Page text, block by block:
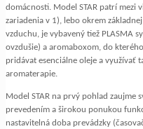
domácnosti. Model STAR patrí mezi
zariadenia v 1), lebo okrem
vzduchu, je vybavený tiež PLASMA
ovzdušie) a aromaboxom, do
pridávat esenciálne oleje a využívať
aromaterapie.
Model STAR na prvý pohlad zaujme
prevedením a širokou ponukou
nastavitelná doba prevádzky